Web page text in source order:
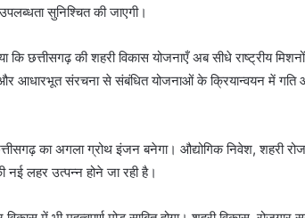
सुनिश्चित की जाएगी।
छत्तीसगढ़ की शहरी विकास योजनाएँ अब सीधे राष्ट्रीय
और आधारभूत संरचना से संबंधित योजनाओं के क्रियान्वयन में
का अगला ग्रोथ इंजन बनेगा। औद्योगिक निवेश, शहरी
नई लहर उत्पन्न होने जा रही है।